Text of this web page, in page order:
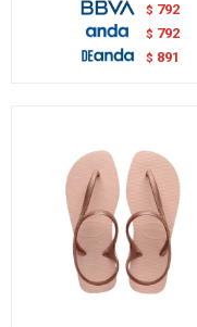
$ 792
$ 792
$ 891